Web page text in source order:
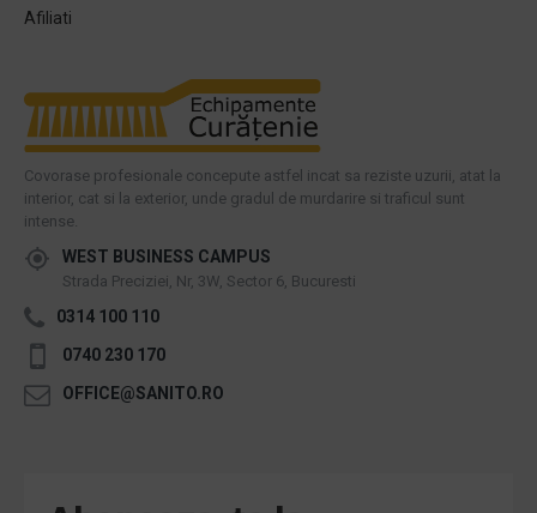
Afiliati
Covorase profesionale concepute astfel incat sa reziste uzurii, atat la
interior, cat si la exterior, unde gradul de murdarire si traficul sunt
intense.
WEST BUSINESS CAMPUS
Strada Preciziei, Nr, 3W, Sector 6, Bucuresti
0314 100 110
0740 230 170
OFFICE@SANITO.RO